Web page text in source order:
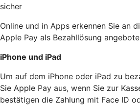
sicher
Online und in Apps erkennen Sie an
Apple Pay als Bezahllösung
iPhone und iPad
Um auf dem iPhone oder iPad zu
Sie Apple Pay aus, wenn Sie zur
bestätigen die Zahlung mit Face ID